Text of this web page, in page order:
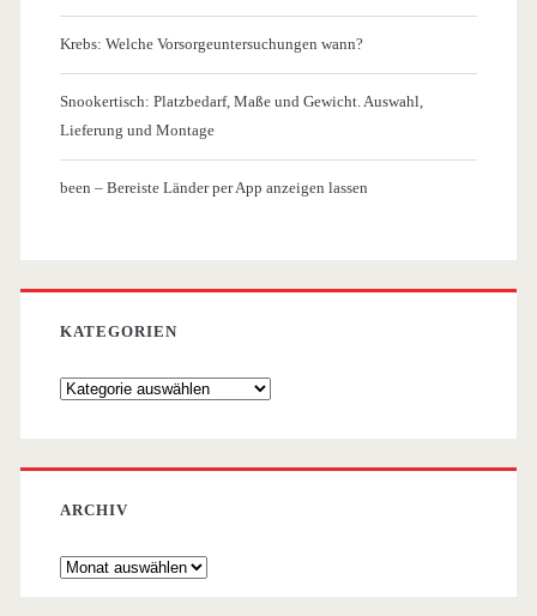
Krebs: Welche Vorsorgeuntersuchungen wann?
Snookertisch: Platzbedarf, Maße und Gewicht. Auswahl,
Lieferung und Montage
been – Bereiste Länder per App anzeigen lassen
KATEGORIEN
Kategorien
ARCHIV
Archiv